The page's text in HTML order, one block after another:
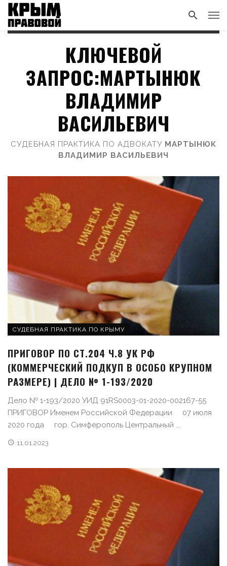
КЛЮЧЕВОЙ
ЗАПРОС:МАРТЫНЮК
ВЛАДИМИР
ВАСИЛЬЕВИЧ
СУДЕБНАЯ ПРАКТИКА ПО АДВОКАТУ МАРТЫНЮК
ВЛАДИМИР ВАСИЛЬЕВИЧ
СУДЕБНАЯ ПРАКТИКА ПО КРЫМУ
ПРИГОВОР ПО СТ.204 Ч.8 УК РФ
(КОММЕРЧЕСКИЙ ПОДКУП В ОСОБО КРУПНОМ
РАЗМЕРЕ) | ДЕЛО № 1-193/2020
Дело № 1-193/2020 УИД 91RS0003-01-2020-002167-55
ПРИГОВОР Именем Российской Федерации 07 июля
2020 года гор. Симферополь Центральный ...
11.01.2023